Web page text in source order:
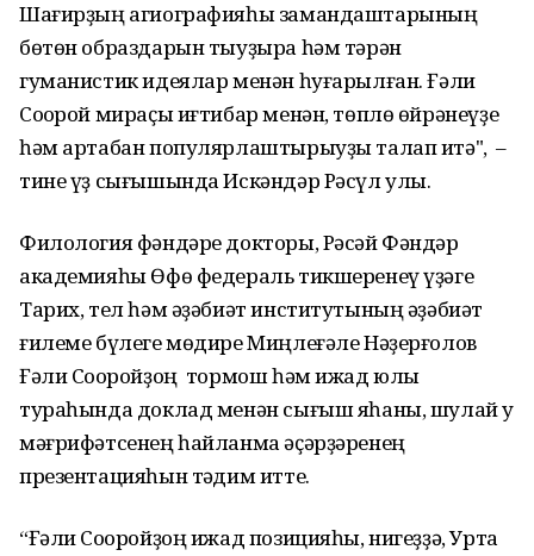
Шағирҙың агиографияһы замандаштарының
бөтөн образдарын тыуҙыра һәм тәрән
гуманистик идеялар менән һуғарылған. Ғәли
Соҡорой мираҫы иғтибар менән, төплө өйрәнеүҙе
һәм артабан популярлаштырыуҙы талап итә", –
тине үҙ сығышында Искәндәр Рәсүл улы.
Филология фәндәре докторы, Рәсәй Фәндәр
академияһы Өфө федераль тикшеренеү үҙәге
Тарих, тел һәм әҙәбиәт институтының әҙәбиәт
ғилеме бүлеге мөдире Миңлеғәле Нәҙерғолов
Ғәли Соҡоройҙоң тормош һәм ижад юлы
тураһында доклад менән сығыш яһаны, шулай уҡ
мәғрифәтсенең һайланма әҫәрҙәренең
презентацияһын тәҡдим итте.
“Ғәли Соҡоройҙоң ижад позицияһы, нигеҙҙә, Урта